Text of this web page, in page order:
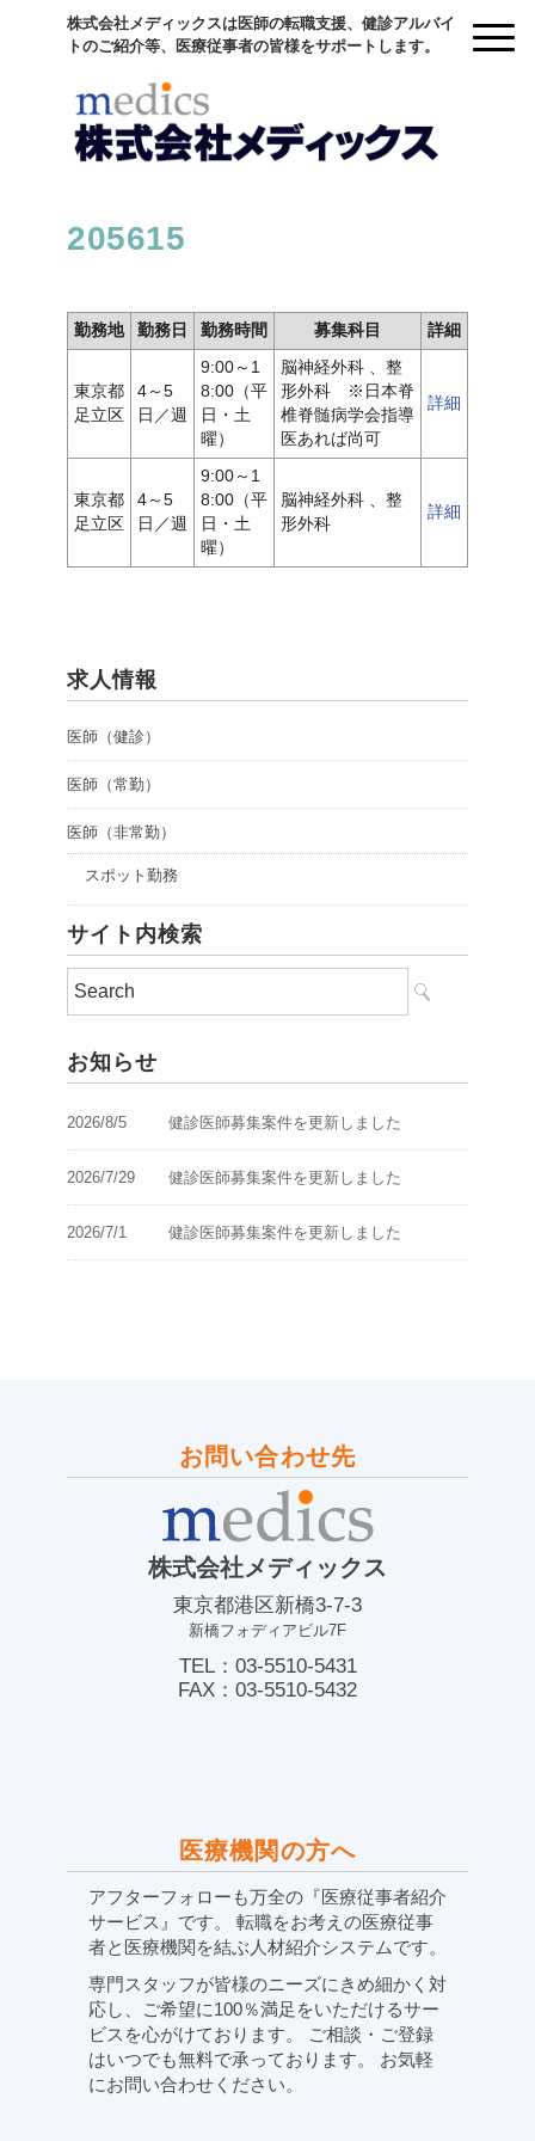
株式会社メディックスは医師の転職支援、健診アルバイ
トのご紹介等、医療従事者の皆様をサポートします。
205615
勤務地 勤務日 勤務時間 募集科目 詳細
東京都
足立区
4～5
日／週
9:00～1
8:00（平
日・土
曜）
脳神経外科 、整
形外科 ※日本脊
椎脊髄病学会指導
医あれば尚可
詳細
東京都
足立区
4～5
日／週
9:00～1
8:00（平
日・土
曜）
脳神経外科 、整
形外科
詳細
求人情報
医師（健診）
医師（常勤）
医師（非常勤）
スポット勤務
サイト内検索
お知らせ
2026/8/5 健診医師募集案件を更新しました
2026/7/29 健診医師募集案件を更新しました
2026/7/1 健診医師募集案件を更新しました
お問い合わせ先
株式会社メディックス
東京都港区新橋3-7-3
新橋フォディアビル7F
TEL：03-5510-5431
FAX：03-5510-5432
医療機関の方へ
アフターフォローも万全の『医療従事者紹介
サービス』です。 転職をお考えの医療従事
者と医療機関を結ぶ人材紹介システムです。
専門スタッフが皆様のニーズにきめ細かく対
応し、ご希望に100％満足をいただけるサー
ビスを心がけております。 ご相談・ご登録
はいつでも無料で承っております。 お気軽
にお問い合わせください。